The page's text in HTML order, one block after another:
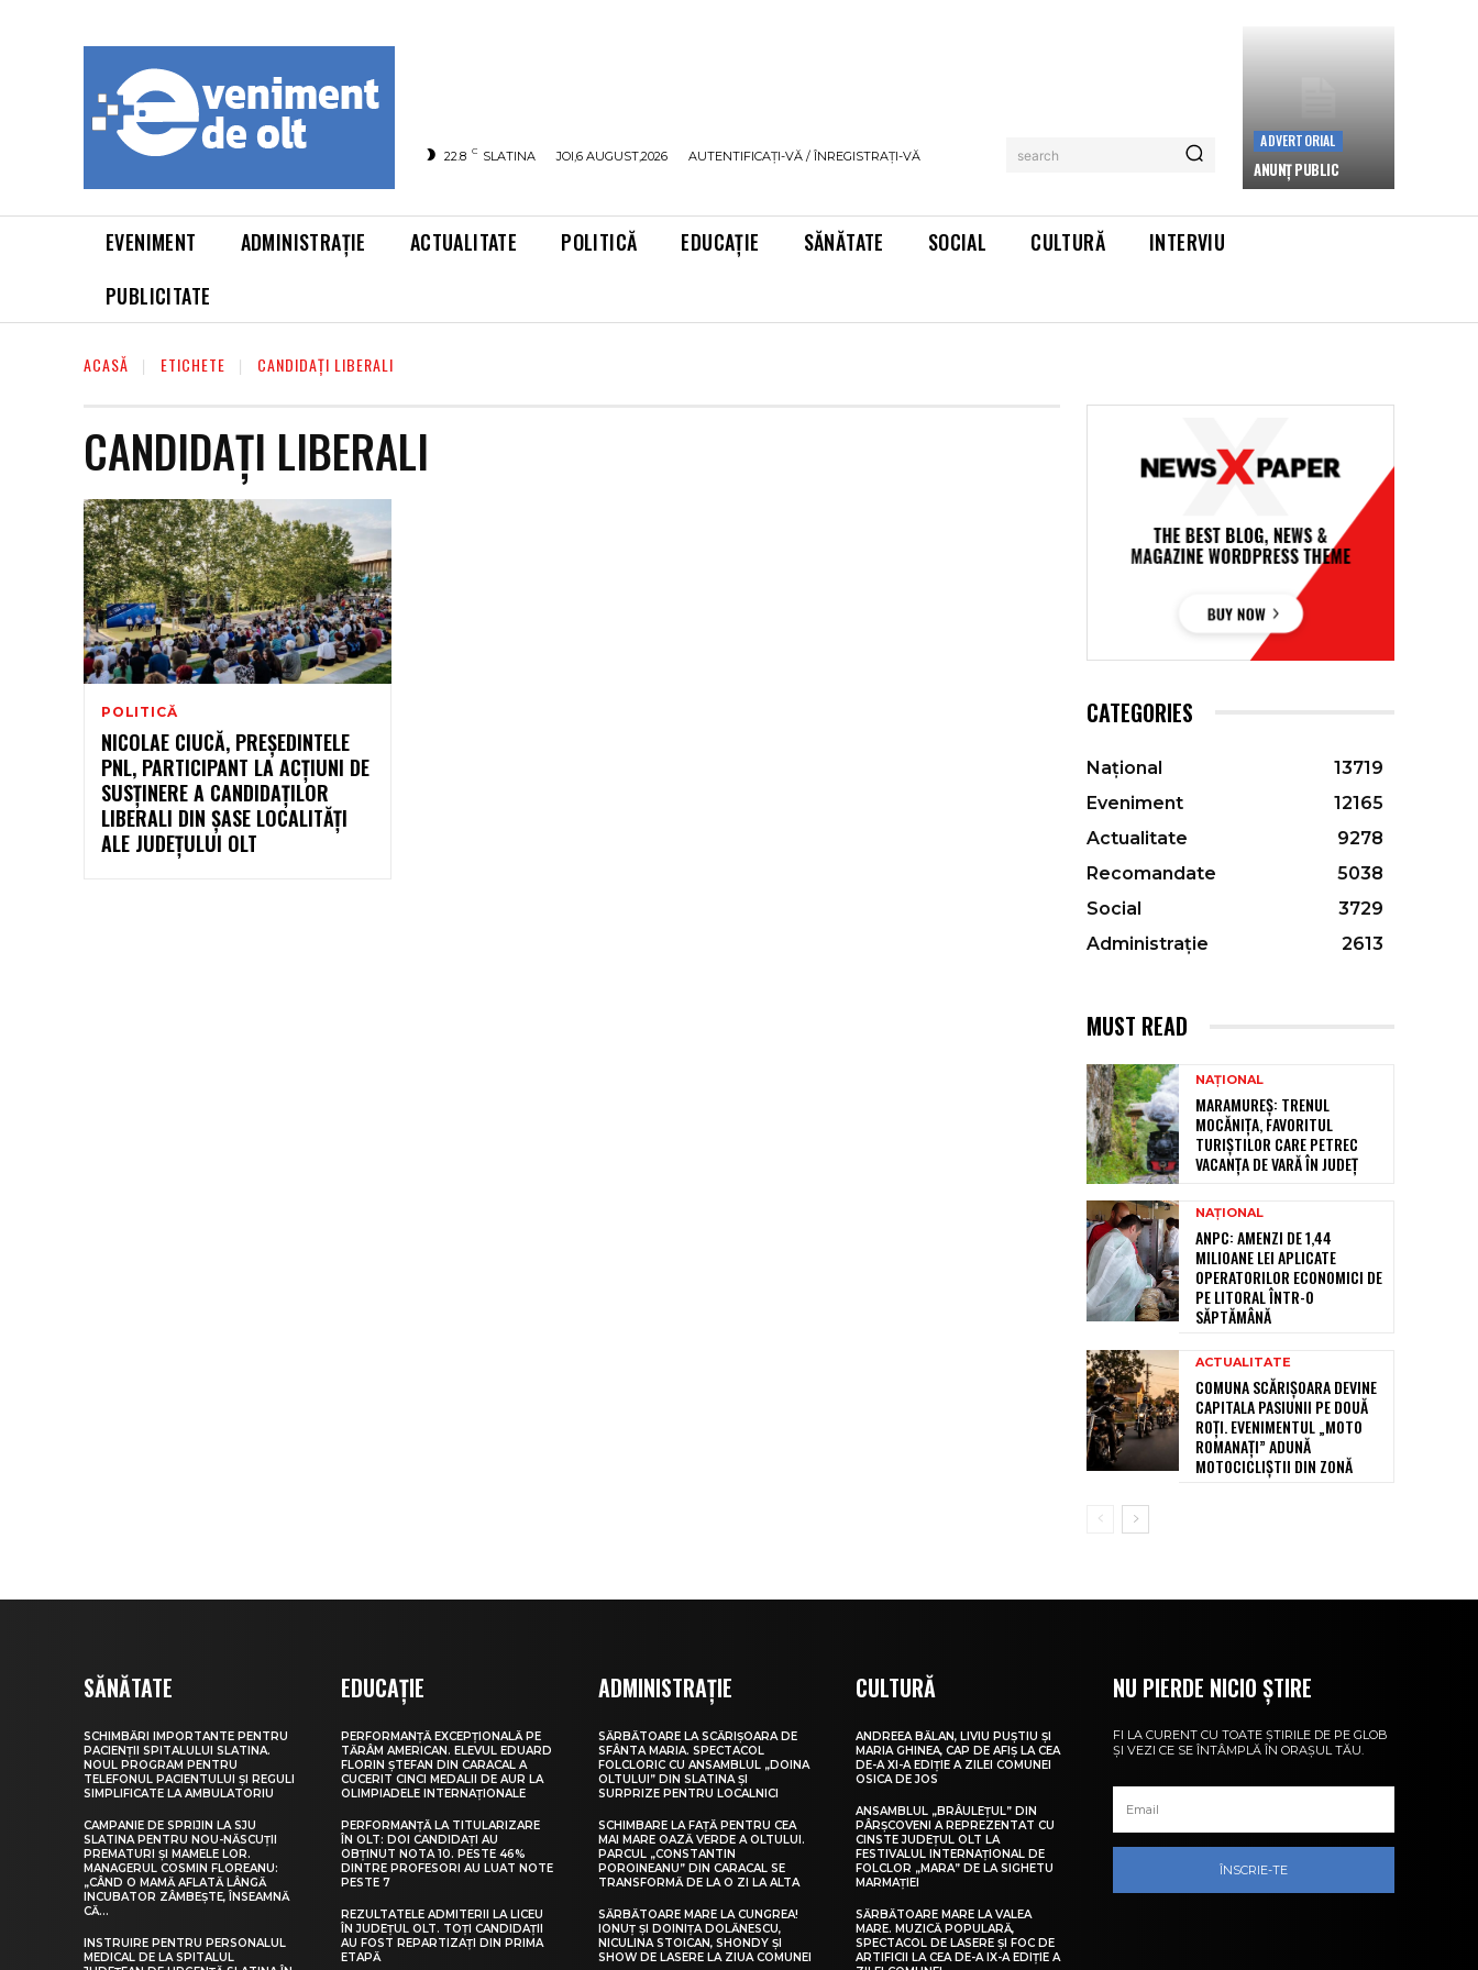
22.8 C SLATINA JOI,6 AUGUST,2026 AUTENTIFICAȚI-VĂ / ÎNREGISTRAȚI-VĂ search
ADVERTORIAL
ANUNȚ PUBLIC
EVENIMENT ADMINISTRAȚIE ACTUALITATE POLITICĂ EDUCAȚIE SĂNĂTATE SOCIAL CULTURĂ
INTERVIU
PUBLICITATE
ACASĂ ETICHETE CANDIDAȚI LIBERALI
CANDIDAȚI LIBERALI
POLITICĂ
NICOLAE CIUCĂ, PREȘEDINTELE
PNL, PARTICIPANT LA ACȚIUNI DE
SUSȚINERE A CANDIDAȚILOR
LIBERALI DIN ȘASE LOCALITĂȚI
ALE JUDEȚULUI OLT
CATEGORIES
Național
13719
Eveniment
12165
Actualitate
9278
Recomandate
5038
Social
3729
Administrație
2613
MUST READ
NAȚIONAL
MARAMUREȘ: TRENUL
MOCĂNIȚA, FAVORITUL
TURIȘTILOR CARE PETREC
VACANȚA DE VARĂ ÎN JUDEȚ
NAȚIONAL
ANPC: AMENZI DE 1,44
MILIOANE LEI APLICATE
OPERATORILOR ECONOMICI DE
PE LITORAL ÎNTR-O
SĂPTĂMÂNĂ
ACTUALITATE
COMUNA SCĂRIȘOARA DEVINE
CAPITALA PASIUNII PE DOUĂ
ROȚI. EVENIMENTUL „MOTO
ROMANAȚI” ADUNĂ
MOTOCICLIȘTII DIN ZONĂ
SĂNĂTATE
SCHIMBĂRI IMPORTANTE PENTRU
PACIENȚII SPITALULUI SLATINA.
NOUL PROGRAM PENTRU
TELEFONUL PACIENTULUI ȘI REGULI
SIMPLIFICATE LA AMBULATORIU
CAMPANIE DE SPRIJIN LA SJU
SLATINA PENTRU NOU-NĂSCUȚII
PREMATURI ȘI MAMELE LOR.
MANAGERUL COSMIN FLOREANU:
„CÂND O MAMĂ AFLATĂ LÂNGĂ
INCUBATOR ZÂMBEȘTE, ÎNSEAMNĂ
CĂ...
INSTRUIRE PENTRU PERSONALUL
MEDICAL DE LA SPITALUL
EDUCAȚIE
PERFORMANȚĂ EXCEPȚIONALĂ PE
TĂRÂM AMERICAN. ELEVUL EDUARD
FLORIN ȘTEFAN DIN CARACAL A
CUCERIT CINCI MEDALII DE AUR LA
OLIMPIADELE INTERNAȚIONALE
PERFORMANȚĂ LA TITULARIZARE
ÎN OLT: DOI CANDIDAȚI AU
OBȚINUT NOTA 10. PESTE 46%
DINTRE PROFESORI AU LUAT NOTE
PESTE 7
REZULTATELE ADMITERII LA LICEU
ÎN JUDEȚUL OLT. TOȚI CANDIDAȚII
AU FOST REPARTIZAȚI DIN PRIMA
ETAPĂ
ADMINISTRAȚIE
SĂRBĂTOARE LA SCĂRIȘOARA DE
SFÂNTA MARIA. SPECTACOL
FOLCLORIC CU ANSAMBLUL „DOINA
OLTULUI” DIN SLATINA ȘI
SURPRIZE PENTRU LOCALNICI
SCHIMBARE LA FAȚĂ PENTRU CEA
MAI MARE OAZĂ VERDE A OLTULUI.
PARCUL „CONSTANTIN
POROINEANU” DIN CARACAL SE
TRANSFORMĂ DE LA O ZI LA ALTA
SĂRBĂTOARE MARE LA CUNGREA!
IONUȚ ȘI DOINIȚA DOLĂNESCU,
NICULINA STOICAN, SHONDY ȘI
SHOW DE LASERE LA ZIUA COMUNEI
CULTURĂ
ANDREEA BĂLAN, LIVIU PUȘTIU ȘI
MARIA GHINEA, CAP DE AFIȘ LA CEA
DE-A XI-A EDIȚIE A ZILEI COMUNEI
OSICA DE JOS
ANSAMBLUL „BRÂULEȚUL” DIN
PÂRȘCOVENI A REPREZENTAT CU
CINSTE JUDEȚUL OLT LA
FESTIVALUL INTERNAȚIONAL DE
FOLCLOR „MARA” DE LA SIGHETU
MARMAȚIEI
SĂRBĂTOARE MARE LA VALEA
MARE. MUZICĂ POPULARĂ,
SPECTACOL DE LASERE ȘI FOC DE
ARTIFICII LA CEA DE-A IX-A EDIȚIE A
NU PIERDE NICIO ȘTIRE
FI LA CURENT CU TOATE ȘTIRILE DE PE GLOB
ȘI VEZI CE SE ÎNTÂMPLĂ ÎN ORAȘUL TĂU.
ÎNSCRIE-TE